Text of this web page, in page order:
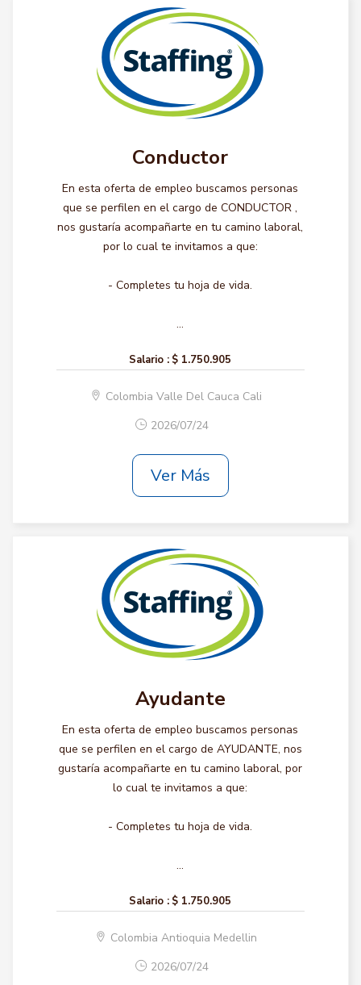
Conductor
En esta oferta de empleo buscamos personas
que se perfilen en el cargo de CONDUCTOR ,
nos gustaría acompañarte en tu camino laboral,
por lo cual te invitamos a que:
- Completes tu hoja de vida.
...
Salario : $ 1.750.905
Colombia Valle Del Cauca Cali
2026/07/24
Ver Más
Ayudante
En esta oferta de empleo buscamos personas
que se perfilen en el cargo de AYUDANTE, nos
gustaría acompañarte en tu camino laboral, por
lo cual te invitamos a que:
- Completes tu hoja de vida.
...
Salario : $ 1.750.905
Colombia Antioquia Medellin
2026/07/24